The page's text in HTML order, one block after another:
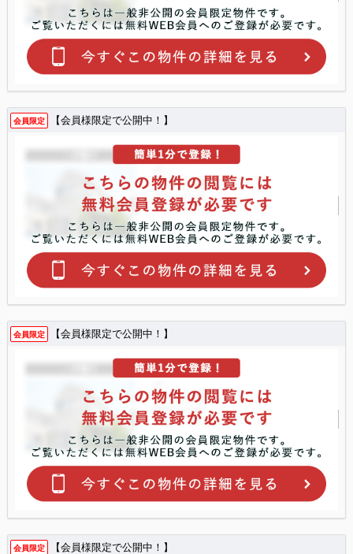
会員限定 【会員様限定で公開中！】
会員限定 【会員様限定で公開中！】
会員限定 【会員様限定で公開中！】